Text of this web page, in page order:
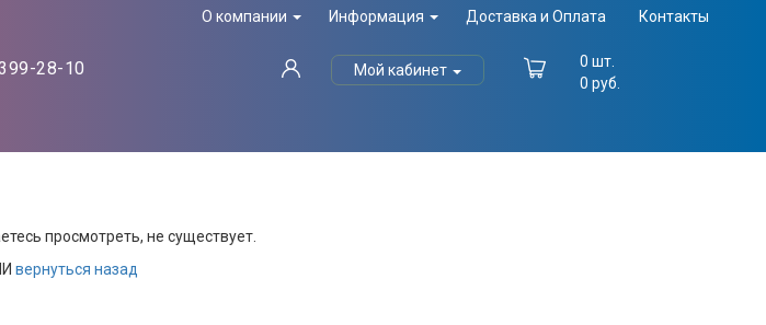
О компании Информация Доставка и Оплата Контакты
28-10 Мой кабинет
0 шт.
0 руб.
просмотреть, не существует.
вернуться назад